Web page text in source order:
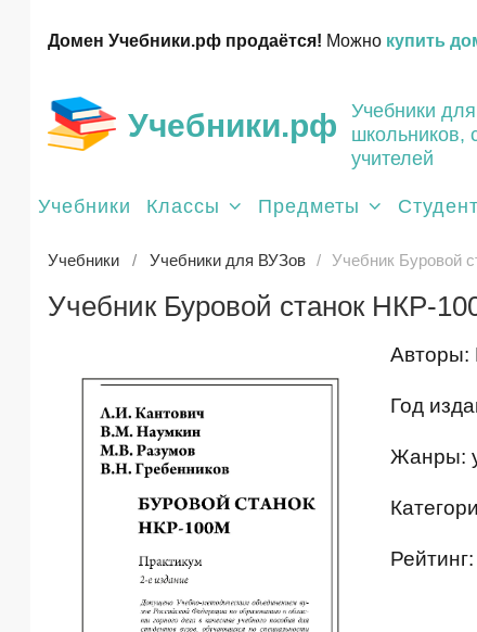
Домен Учебники.рф продаётся! Можно купить
Учебники.рф
Учебники для
школьников,
учителей
Учебники Классы Предметы
Учебники Учебники для ВУЗов Учебник Буровой
Учебник Буровой станок НКР-
Авторы:
Год
Жанры: